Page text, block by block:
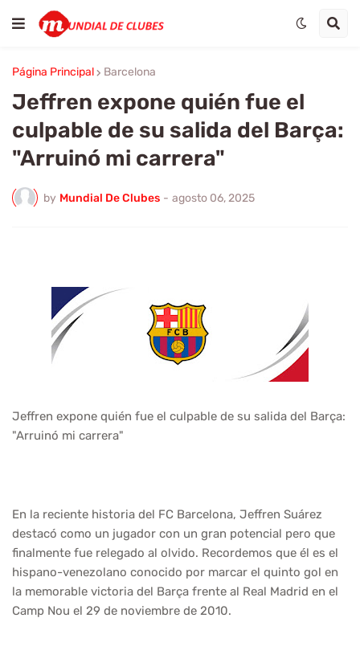
Página Principal Barcelona
Jeffren expone quién fue el
culpable de su salida del Barça:
"Arruinó mi carrera"
by Mundial De Clubes - agosto 06, 2025
Jeffren expone quién fue el culpable de su salida del Barça:
"Arruinó mi carrera"
En la reciente historia del FC Barcelona, Jeffren Suárez
destacó como un jugador con un gran potencial pero que
finalmente fue relegado al olvido. Recordemos que él es el
hispano-venezolano conocido por marcar el quinto gol en
la memorable victoria del Barça frente al Real Madrid en el
Camp Nou el 29 de noviembre de 2010.